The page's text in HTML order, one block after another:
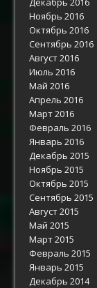
Ноябрь 2016
Октябрь 2016
Сентябрь 2016
Август 2016
Июль 2016
Май 2016
Апрель 2016
Март 2016
Февраль 2016
Январь 2016
Декабрь 2015
Ноябрь 2015
Октябрь 2015
Сентябрь 2015
Август 2015
Май 2015
Март 2015
Февраль 2015
Январь 2015
Декабрь 2014